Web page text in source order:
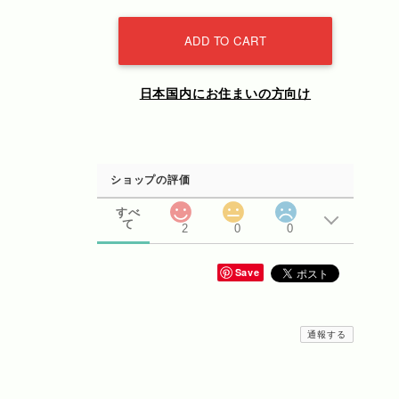
ADD TO CART
日本国内にお住まいの方向け
ショップの評価
すべ
て
2 0 0
Save
通報する